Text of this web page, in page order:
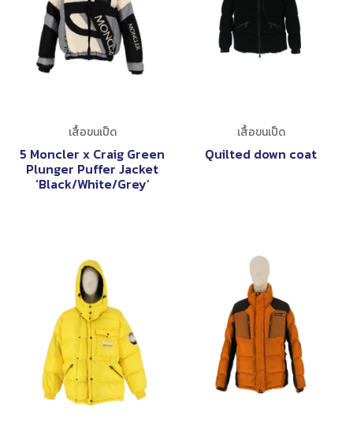
เสื้อขนเป็ด
5 Moncler x Craig Green
Plunger Puffer Jacket
‘Black/White/Grey’
เสื้อขนเป็ด
Quilted down coat